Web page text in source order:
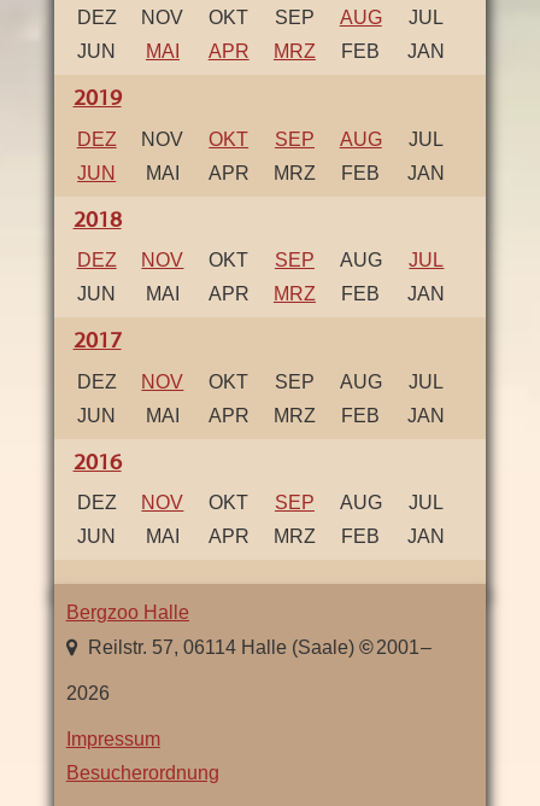
DEZ NOV OKT SEP AUG
JUL
JUN
MAI APR MRZ FEB JAN
2019
DEZ NOV OKT SEP AUG
JUL
JUN
MAI APR MRZ FEB JAN
2018
DEZ NOV OKT SEP AUG
JUL
JUN
MAI APR MRZ FEB JAN
2017
DEZ NOV OKT SEP AUG
JUL
JUN
MAI APR MRZ FEB JAN
2016
DEZ NOV OKT SEP AUG
JUL
JUN
MAI APR MRZ FEB JAN
Bergzoo Halle
Reilstr. 57, 06114 Halle (Saale),Sachsen-
2001–
2026
Impressum
Besucherordnung